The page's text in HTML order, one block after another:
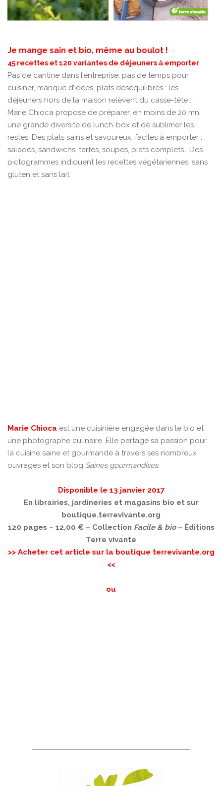
Je mange sain et bio, même au boulot !
45 recettes et 120 variantes de déjeuners à emporter
Pas de cantine dans l’entreprise, pas de temps pour
cuisiner, manque d’idées, plats déséquilibrés : les
déjeuners hors de la maison relèvent du casse-tête : …
Marie Chioca propose de préparer, en moins de 20 mn,
une grande diversité de lunch-box et de sublimer les
restes. Des plats sains et savoureux, faciles à emporter :
salades, sandwichs, tartes, soupes, plats complets… Des
pictogrammes indiquent les recettes végétariennes, sans
gluten et sans lait.
Marie Chioca est une cuisinière engagée dans le bio et
une photographe culinaire. Elle partage sa passion pour
la cuisine saine et gourmande à travers ses nombreux
ouvrages et son blog Saines gourmandises.
Disponible le 13 janvier 2017
En librairies, jardineries et magasins bio et sur
boutique.terrevivante.org
120 pages – 12,00 € – Collection Facile & bio– Éditions
Terre vivante
>> Acheter cet article sur la boutique terrevivante.org
<<
ou